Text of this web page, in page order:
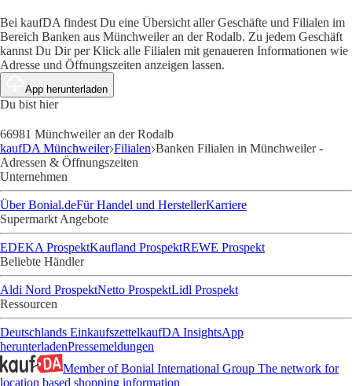
Bei kaufDA findest Du eine Übersicht aller Geschäfte und Filialen im
Bereich Banken aus Münchweiler an der Rodalb. Zu jedem Geschäft
kannst Du Dir per Klick alle Filialen mit genaueren Informationen wie
Adresse und Öffnungszeiten anzeigen lassen.
App herunterladen
Du bist hier
66981 Münchweiler an der Rodalb
kaufDA Münchweiler Filialen Banken Filialen in Münchweiler -
Adressen & Öffnungszeiten
Unternehmen
Über Bonial.deFür Handel und HerstellerKarriere
Supermarkt Angebote
EDEKA ProspektKaufland ProspektREWE Prospekt
Beliebte Händler
Aldi Nord ProspektNetto ProspektLidl Prospekt
Ressourcen
Deutschlands EinkaufszettelkaufDA InsightsApp
herunterladenPressemeldungen
Member of Bonial International Group The network for
location based shopping information